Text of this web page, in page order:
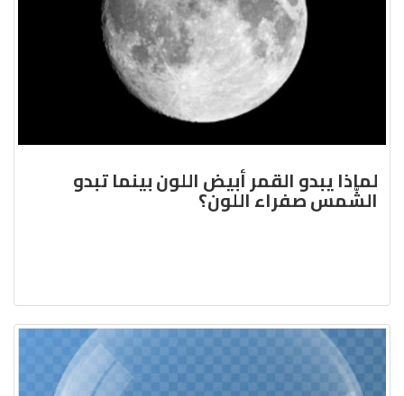
لماذا يبدو القمر أبيض اللون بينما تبدو
الشّمس صفراء اللون؟